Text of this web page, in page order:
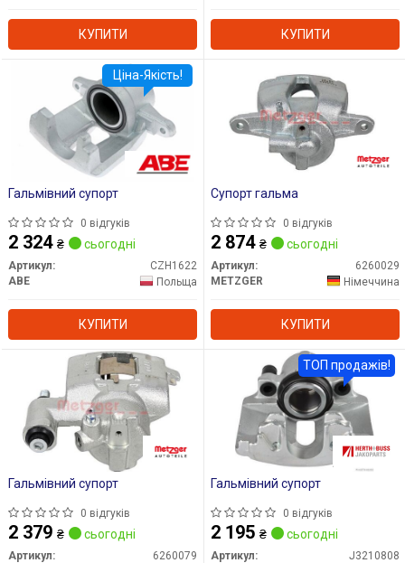
КУПИТИ КУПИТИ
Гальмівний супорт
0 відгуків
2 324 ₴ сьогодні
Артикул:
CZH1622
ABE
Польща
КУПИТИ
Ціна-Якість!
Супорт гальма
0 відгуків
2 874 ₴ сьогодні
Артикул:
6260029
METZGER
Німеччина
КУПИТИ
Гальмівний супорт
0 відгуків
2 379 ₴ сьогодні
Артикул:
6260079
Гальмівний супорт
0 відгуків
2 195 ₴ сьогодні
Артикул:
J3210808
ТОП продажів!